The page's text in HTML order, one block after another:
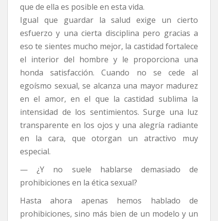
que de ella es posible en esta vida.
Igual que guardar la salud exige un cierto
esfuerzo y una cierta disciplina pero gracias a
eso te sientes mucho mejor, la castidad fortalece
el interior del hombre y le proporciona una
honda satisfacción. Cuando no se cede al
egoísmo sexual, se alcanza una mayor madurez
en el amor, en el que la castidad sublima la
intensidad de los sentimientos. Surge una luz
transparente en los ojos y una alegría radiante
en la cara, que otorgan un atractivo muy
especial.
— ¿Y no suele hablarse demasiado de
prohibiciones en la ética sexual?
Hasta ahora apenas hemos hablado de
prohibiciones, sino más bien de un modelo y un